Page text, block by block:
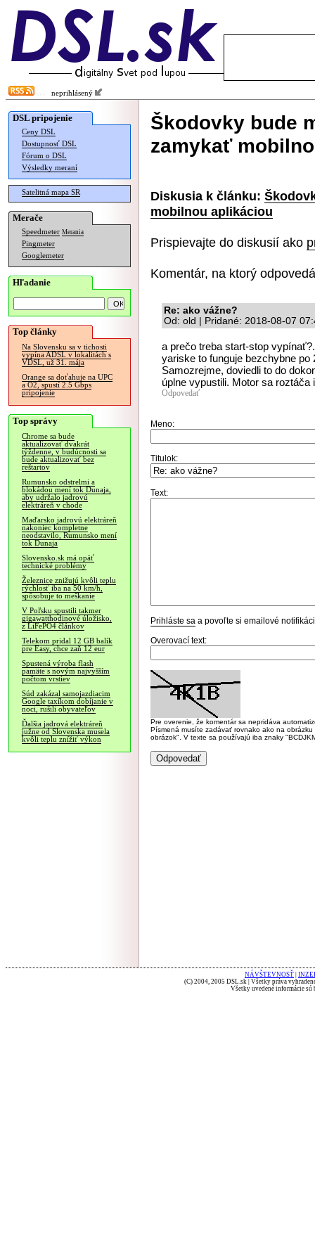
neprihlásený
DSL pripojenie
Ceny DSL
Dostupnosť DSL
Fórum o DSL
Výsledky meraní
Satelitná mapa SR
Merače
Speedmeter Merania
Pingmeter
Googlemeter
Hľadanie
Top články
Na Slovensku sa v tichosti
vypína ADSL v lokalitách s
VDSL, už 31. mája
Orange sa doťahuje na UPC
a O2, spustí 2.5 Gbps
pripojenie
Top správy
Chrome sa bude
aktualizovať dvakrát
týždenne, v budúcnosti sa
bude aktualizovať bez
reštartov
Rumunsko odstrelmi a
blokádou mení tok Dunaja,
aby udržalo jadrovú
elektráreň v chode
Maďarsko jadrovú elektráreň
nakoniec kompletne
neodstavilo, Rumunsko mení
tok Dunaja
Slovensko.sk má opäť
technické problémy
Železnice znižujú kvôli teplu
rýchlosť iba na 50 km/h,
spôsobuje to meškanie
V Poľsku spustili takmer
gigawatthodinové úložisko,
z LiFePO4 článkov
Telekom pridal 12 GB balík
pre Easy, chce zaň 12 eur
Spustená výroba flash
pamäte s novým najvyšším
počtom vrstiev
Súd zakázal samojazdiacim
Google taxíkom dobíjanie v
noci, rušili obyvateľov
Ďalšia jadrová elektráreň
južne od Slovenska musela
kvôli teplu znížiť výkon
Škodovky bude
zamykať
Diskusia k článku:
mobilnou aplikáciou
Prispievajte do diskusií ako
Komentár, na ktorý
Re: ako vážne?
Od: old | Pridané: 2018-08-07
a prečo treba start-stop
yariske to funguje bezchybne
Samozrejme, doviedli to do
úplne vypustili. Motor sa
Odpovedať
Meno:
Titulok:
Text:
Prihláste sa a povoľte si emailové
Overovací text:
Pre overenie, že komentár sa nepridáva
Písmená musíte zadávať rovnako ako na
obrázok". V texte sa používajú iba znaky
NÁVŠTEVNOSŤ
(C) 2004, 2005 DSL.sk | Všetky práva
Všetky uvedené informácie sú